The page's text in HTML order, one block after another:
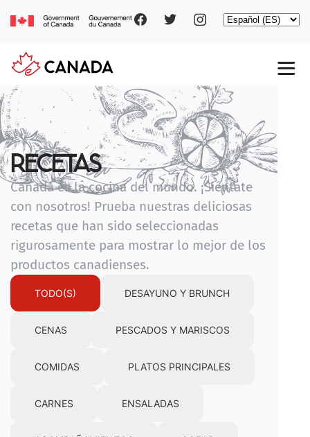
Social
Select
Main
navigation
RECETAS
Canadá es la cocina del mundo. ¡Siéntate
con nosotros! Prueba nuestras deliciosas
recetas que han sido seleccionadas
rigurosamente para mostrar lo mejor de los
productos canadienses.
TODO(S) DESAYUNO Y BRUNCH
CENAS PESCADOS Y MARISCOS
COMIDAS PLATOS PRINCIPALES
CARNES ENSALADAS